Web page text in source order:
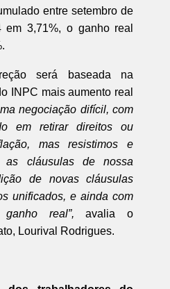
entre setembro de
3,71%, o ganho real
será baseada na
INPC mais aumento real
negociação difícil, com
em retirar direitos ou
mas resistimos e
as cláusulas de nossa
de novas cláusulas
unificados, e ainda com
real”, avalia o
Lourival Rodrigues.